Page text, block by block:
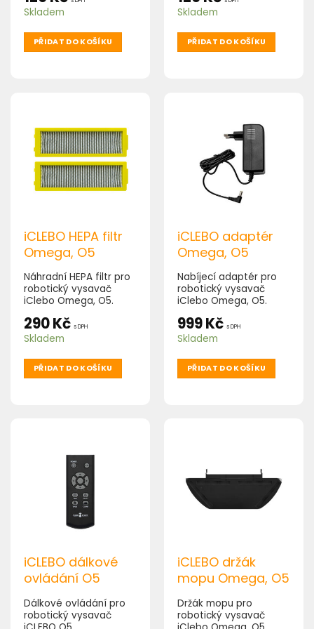
Skladem
PŘIDAT DO KOŠÍKU
Skladem
PŘIDAT DO KOŠÍKU
iCLEBO HEPA filtr
Omega, O5
Náhradní HEPA filtr pro
robotický vysavač
iClebo Omega, O5.
290Kč s DPH
Skladem
PŘIDAT DO KOŠÍKU
iCLEBO adaptér
Omega, O5
Nabíjecí adaptér pro
robotický vysavač
iClebo Omega, O5.
999Kč s DPH
Skladem
PŘIDAT DO KOŠÍKU
iCLEBO dálkové
ovládání O5
Dálkové ovládání pro
robotický vysavač
iCLEBO držák
mopu Omega, O5
Držák mopu pro
robotický vysavač